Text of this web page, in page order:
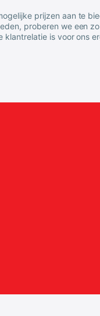
prijzen aan te
proberen we een
is voor ons